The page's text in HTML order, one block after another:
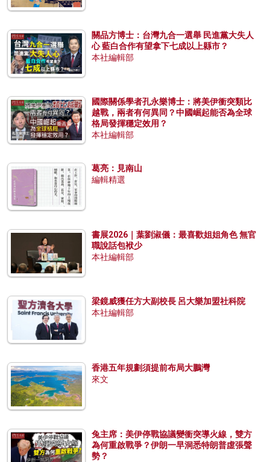
關品方博士：台灣九合一選舉 民進黨大失人
心 藍白合作有望拿下七成以上縣市？
本社編輯部
國際關係學者孔永樂博士：將美伊衝突類比
越戰，兩者有何異同？中國崛起能否為全球
格局發揮穩定效用？
本社編輯部
葛亮：見南山
編輯精選
書展2026｜葉劉淑儀：最喜歡姐姐角色 無官
職說話包袱少
本社編輯部
梁鏡威獲任方大副校長 呂大樂加盟社科院
本社編輯部
香港五年規劃須提前布局大鵬灣
來文
兔主席：美伊停戰協議變衝突導火線，雙方
為何重啟戰爭？伊朗一早洞悉特朗普虛張聲
勢？